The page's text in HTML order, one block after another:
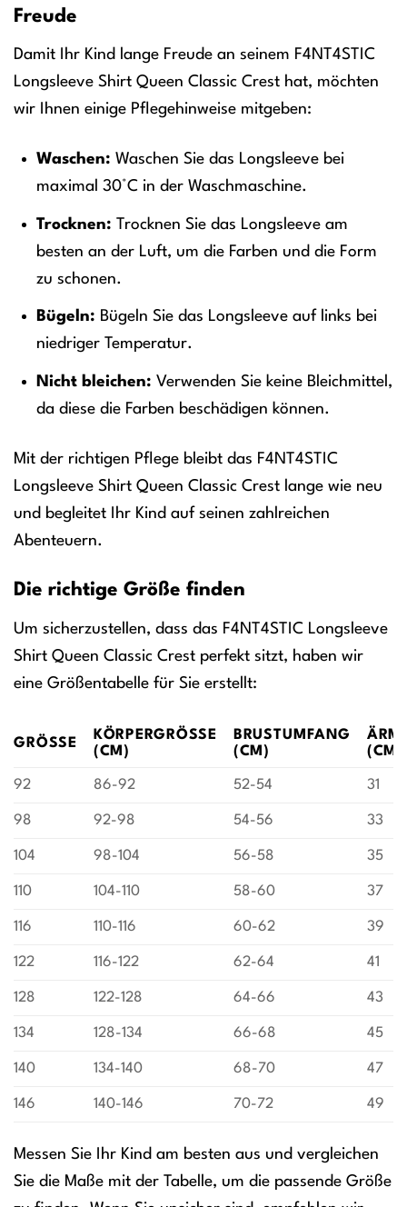
Freude
Damit Ihr Kind lange Freude an seinem F4NT4STIC
Longsleeve Shirt Queen Classic Crest hat, möchten
wir Ihnen einige Pflegehinweise mitgeben:
Waschen: Waschen Sie das Longsleeve bei
maximal 30°C in der Waschmaschine.
Trocknen: Trocknen Sie das Longsleeve am
besten an der Luft, um die Farben und die Form
zu schonen.
Bügeln: Bügeln Sie das Longsleeve auf links bei
niedriger Temperatur.
Nicht bleichen: Verwenden Sie keine Bleichmittel,
da diese die Farben beschädigen können.
Mit der richtigen Pflege bleibt das F4NT4STIC
Longsleeve Shirt Queen Classic Crest lange wie neu
und begleitet Ihr Kind auf seinen zahlreichen
Abenteuern.
Die richtige Größe finden
Um sicherzustellen, dass das F4NT4STIC Longsleeve
Shirt Queen Classic Crest perfekt sitzt, haben wir
eine Größentabelle für Sie erstellt:
GRÖSSE
KÖRPERGRÖSSE (
CM)
BRUSTUMFANG
(CM)
(CM)
92 86-92 52-54 31
98 92-98 54-56 33
104 98-104 56-58 35
110 104-110 58-60 37
116 110-116 60-62 39
122 116-122 62-64 41
128 122-128 64-66 43
134 128-134 66-68 45
140 134-140 68-70 47
146 140-146 70-72 49
Messen Sie Ihr Kind am besten aus und vergleichen
Sie die Maße mit der Tabelle, um die passende Größe